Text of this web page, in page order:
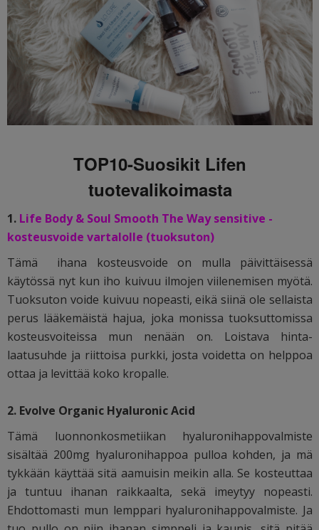
TOP10-Suosikit Lifen
tuotevalikoimasta
1. Life Body & Soul Smooth The Way sensitive -
kosteusvoide vartalolle (tuoksuton)
Tämä ihana kosteusvoide on mulla päivittäisessä
käytössä nyt kun iho kuivuu ilmojen viilenemisen myötä.
Tuoksuton voide kuivuu nopeasti, eikä siinä ole sellaista
perus lääkemäistä hajua, joka monissa tuoksuttomissa
kosteusvoiteissa mun nenään on. Loistava hinta-
laatusuhde ja riittoisa purkki, josta voidetta on helppoa
ottaa ja levittää koko kropalle.
2. Evolve Organic Hyaluronic Acid
Tämä luonnonkosmetiikan hyaluronihappovalmiste
sisältää 200mg hyaluronihappoa pulloa kohden, ja mä
tykkään käyttää sitä aamuisin meikin alla. Se kosteuttaa
ja tuntuu ihanan raikkaalta, sekä imeytyy nopeasti.
Ehdottomasti mun lemppari hyaluronihappovalmiste. Ja